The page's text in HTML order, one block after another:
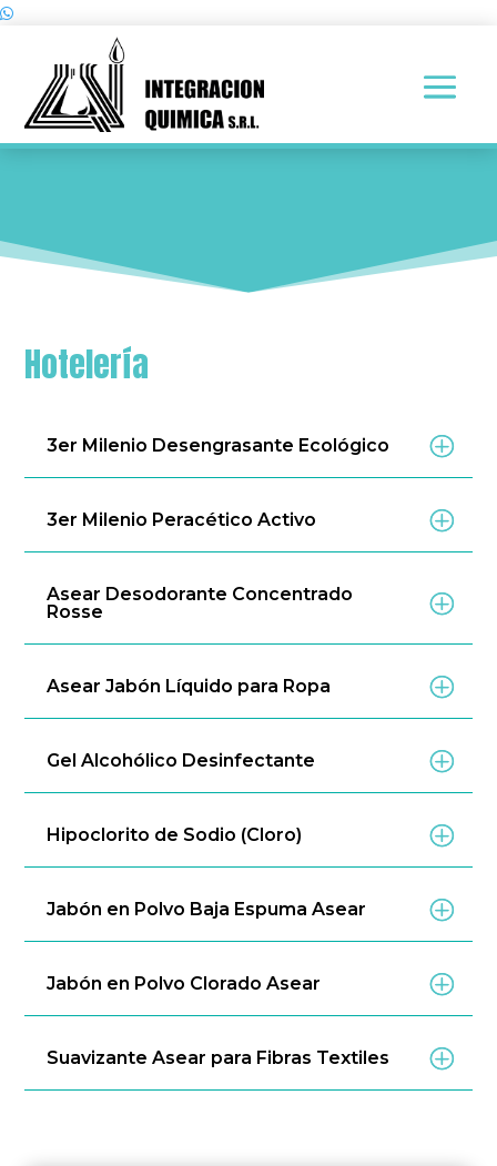
Hotelería
3er Milenio Desengrasante Ecológico
3er Milenio Peracético Activo
Asear Desodorante Concentrado
Rosse
Asear Jabón Líquido para Ropa
Gel Alcohólico Desinfectante
Hipoclorito de Sodio (Cloro)
Jabón en Polvo Baja Espuma Asear
Jabón en Polvo Clorado Asear
Suavizante Asear para Fibras Textiles